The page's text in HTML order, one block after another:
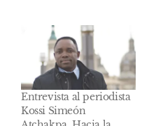
Entrevista al periodista
Kossi Simeón